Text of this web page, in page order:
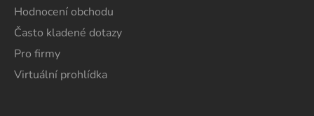
Hodnocení obchodu
Často kladené dotazy
Pro firmy
Virtuální prohlídka